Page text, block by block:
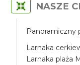
NASZE
Panoramiczny
Larnaka
Larnaka plaża